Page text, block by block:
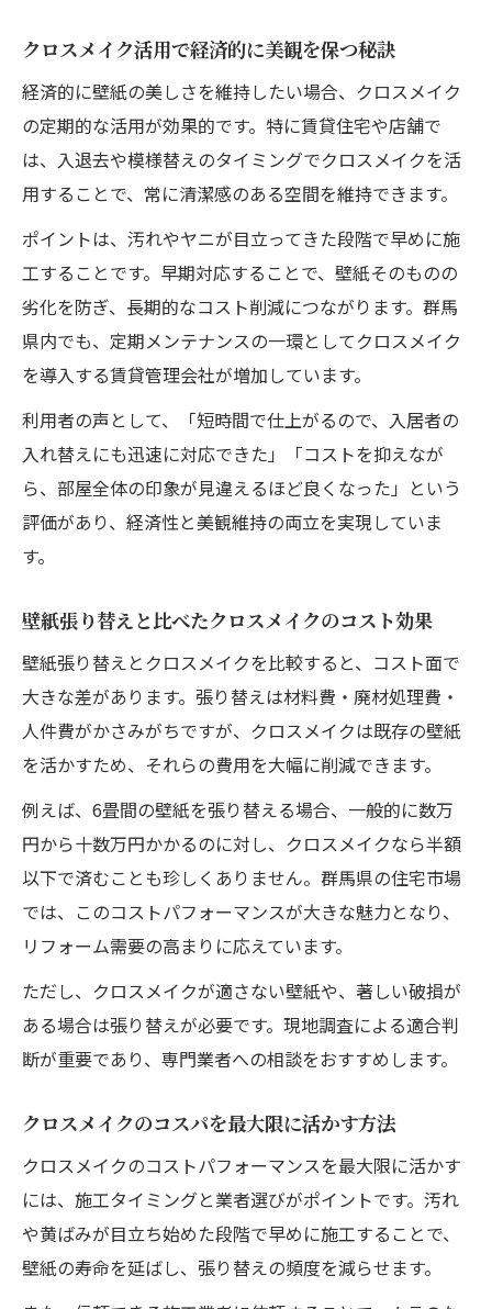
クロスメイク活用で経済的に美観を保つ秘訣
経済的に壁紙の美しさを維持したい場合、クロスメイク
の定期的な活用が効果的です。特に賃貸住宅や店舗で
は、入退去や模様替えのタイミングでクロスメイクを活
用することで、常に清潔感のある空間を維持できます。
ポイントは、汚れやヤニが目立ってきた段階で早めに施
工することです。早期対応することで、壁紙そのものの
劣化を防ぎ、長期的なコスト削減につながります。群馬
県内でも、定期メンテナンスの一環としてクロスメイク
を導入する賃貸管理会社が増加しています。
利用者の声として、「短時間で仕上がるので、入居者の
入れ替えにも迅速に対応できた」「コストを抑えなが
ら、部屋全体の印象が見違えるほど良くなった」という
評価があり、経済性と美観維持の両立を実現していま
す。
壁紙張り替えと比べたクロスメイクのコスト効果
壁紙張り替えとクロスメイクを比較すると、コスト面で
大きな差があります。張り替えは材料費・廃材処理費・
人件費がかさみがちですが、クロスメイクは既存の壁紙
を活かすため、それらの費用を大幅に削減できます。
例えば、6畳間の壁紙を張り替える場合、一般的に数万
円から十数万円かかるのに対し、クロスメイクなら半額
以下で済むことも珍しくありません。群馬県の住宅市場
では、このコストパフォーマンスが大きな魅力となり、
リフォーム需要の高まりに応えています。
ただし、クロスメイクが適さない壁紙や、著しい破損が
ある場合は張り替えが必要です。現地調査による適合判
断が重要であり、専門業者への相談をおすすめします。
クロスメイクのコスパを最大限に活かす方法
クロスメイクのコストパフォーマンスを最大限に活かす
には、施工タイミングと業者選びがポイントです。汚れ
や黄ばみが目立ち始めた段階で早めに施工することで、
壁紙の寿命を延ばし、張り替えの頻度を減らせます。